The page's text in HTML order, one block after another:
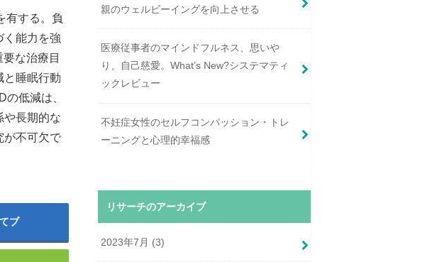
有する。負
く能力を強
な治療目
と睡眠行動
低減は、
や長期的な
が不可欠で
ブ
親のウェルビーイングを向上させる
医療従事者のマインドフルネス、思いや
り、自己慈愛。What’s New?システマティ
ックレビュー
不妊症女性のセルフコンパッション・トレ
ーニングと心理的幸福感
リサーチのアーカイブ
2023年7月 (3)